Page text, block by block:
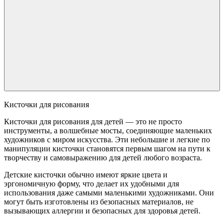
Кисточки для рисования
Кисточки для рисования для детей — это не просто
инструменты, а волшебные мосты, соединяющие маленьких
художников с миром искусства. Эти небольшие и легкие по
манипуляции кисточки становятся первым шагом на пути к
творчеству и самовыражению для детей любого возраста.
Детские кисточки обычно имеют яркие цвета и
эргономичную форму, что делает их удобными для
использования даже самыми маленькими художниками. Они
могут быть изготовлены из безопасных материалов, не
вызывающих аллергии и безопасных для здоровья детей.